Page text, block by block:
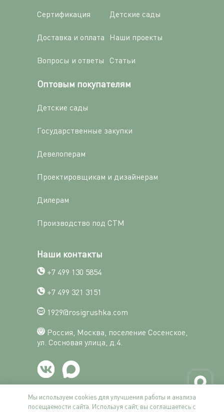
Сертификация
Доставка и оплата
Вопросы и ответы
Детские сады
Наши проекты
Статьи
Оптовым покупателям
Детские сады
Государственные закупки
Девелоперам
Проектировщикам и дизайнерам
Дилерам
Производство под СТМ
Наши контакты
+7 499 130 5854
+7 499 321 3151
1929@rosigrushka.com
Россия, Москва, поселение Сосенское,
ул. Сосновая улица, д.4.
Мы используем cookies для улучшения работы и анализа
посещаемости сайта. Используя сайт, вы соглашаетесь с